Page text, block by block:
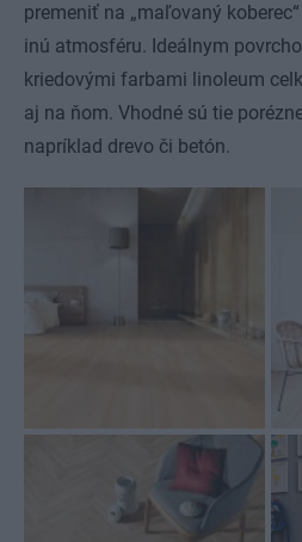
premeniť na „maľovaný
inú atmosféru. Ideálnym
kriedovými farbami linoleum
aj na ňom. Vhodné sú tie
napríklad drevo či betón.